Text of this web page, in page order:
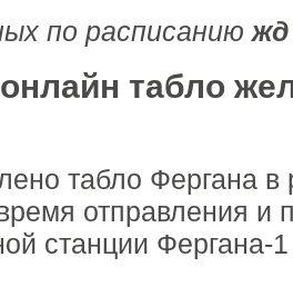
по расписанию жд
табло
табло Фергана
отправления и
станции Фергана-